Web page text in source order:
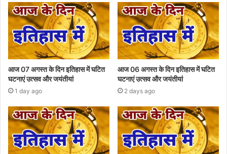
आज 07 अगस्त के दिन इतिहास में घटित
घटनाएं उत्सव और जयंतीयां
1 day ago
आज 06 अगस्त के दिन इतिहास में घटित
घटनाएं उत्सव और जयंतीयां
2 days ago